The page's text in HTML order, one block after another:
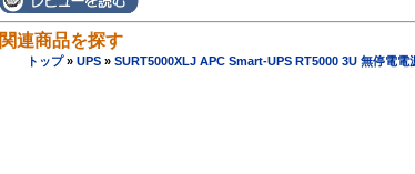
関連商品を探す
トップ» UPS » SURT5000XLJ APC Smart-UPS RT5000 3U 無停電電